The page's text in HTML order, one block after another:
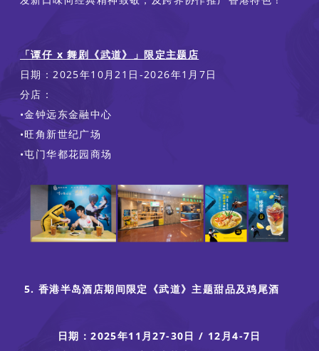
「谭仔 x 舞剧《武道》」限定主题店
日期：2025年10月21日-2026年1月7日
分店：
•金钟远东金融中心
•旺角新世纪广场
•屯门华都花园商场
5. 香港半岛酒店期间限定《武道》主题甜品及鸡尾酒
日期：2025年11月27-30日 / 12月4-7日